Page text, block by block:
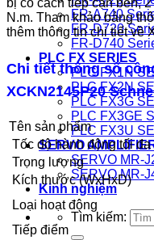
FR-A740
FR-D720
FR-D740
PLC FX SERIES
PLC FX1N
PLC FX2N
PLC FX3G
PLC FX3GE
PLC FX3U
SERVO
SERVO MR-
SERVO MR-
Kinh nghiệm
Tìm kiếm:
N.m. Tham khảo bảng
thêm thông tin chi tiết về
Chi tiết thông số
XCKN2145P20
Tên sản phẩm
Tốc độ hành động tối đa
Trọng lượng
Kích thước (WxHxD)
Loại hoạt động
Tiếp điểm